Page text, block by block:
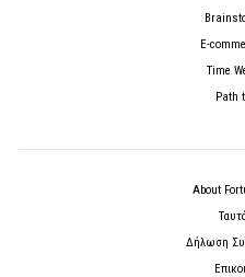
E-
Time
Path
About
Δήλωση